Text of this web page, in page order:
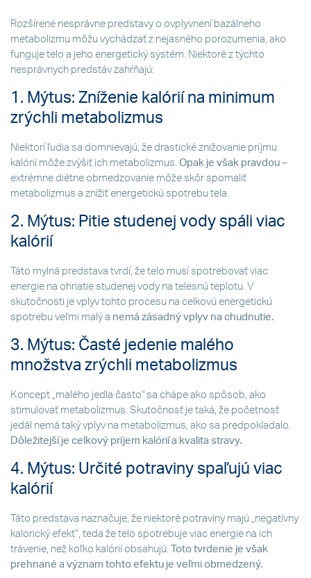
Rozšírené nesprávne predstavy o ovplyvnení bazálneho
metabolizmu môžu vychádzať z nejasného porozumenia, ako
funguje telo a jeho energetický systém. Niektoré z týchto
nesprávnych predstáv zahŕňajú:
1. Mýtus: Zníženie kalórií na minimum
zrýchli metabolizmus
Niektorí ľudia sa domnievajú, že drastické znižovanie príjmu
kalórií môže zvýšiť ich metabolizmus. Opak je však pravdou –
extrémne diétne obmedzovanie môže skôr spomaliť
metabolizmus a znížiť energetickú spotrebu tela.
2. Mýtus: Pitie studenej vody spáli viac
kalórií
Táto mylná predstava tvrdí, že telo musí spotrebovať viac
energie na ohriatie studenej vody na telesnú teplotu. V
skutočnosti je vplyv tohto procesu na celkovú energetickú
spotrebu veľmi malý a nemá zásadný vplyv na chudnutie.
3. Mýtus: Časté jedenie malého
množstva zrýchli metabolizmus
Koncept „malého jedla často" sa chápe ako spôsob, ako
stimulovať metabolizmus. Skutočnosť je taká, že početnosť
jedál nemá taký vplyv na metabolizmus, ako sa predpokladalo.
Dôležitejší je celkový príjem kalórií a kvalita stravy.
4. Mýtus: Určité potraviny spaľujú viac
kalórií
Táto predstava naznačuje, že niektoré potraviny majú „negatívny
kalorický efekt“, teda že telo spotrebuje viac energie na ich
trávenie, než koľko kalórií obsahujú.
Toto tvrdenie je však
prehnané a význam tohto efektu je veľmi obmedzený.